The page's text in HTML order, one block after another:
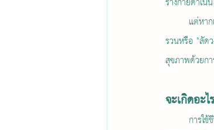
แต่หา
รวนหรือ "ลัด
สุขภาพด้วยก
จะเกิดอะ
การ